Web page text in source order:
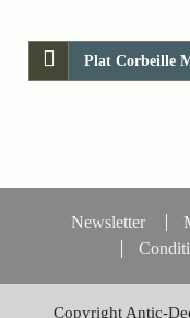
Plat Corbeille
Newsletter
Copyright Antic-